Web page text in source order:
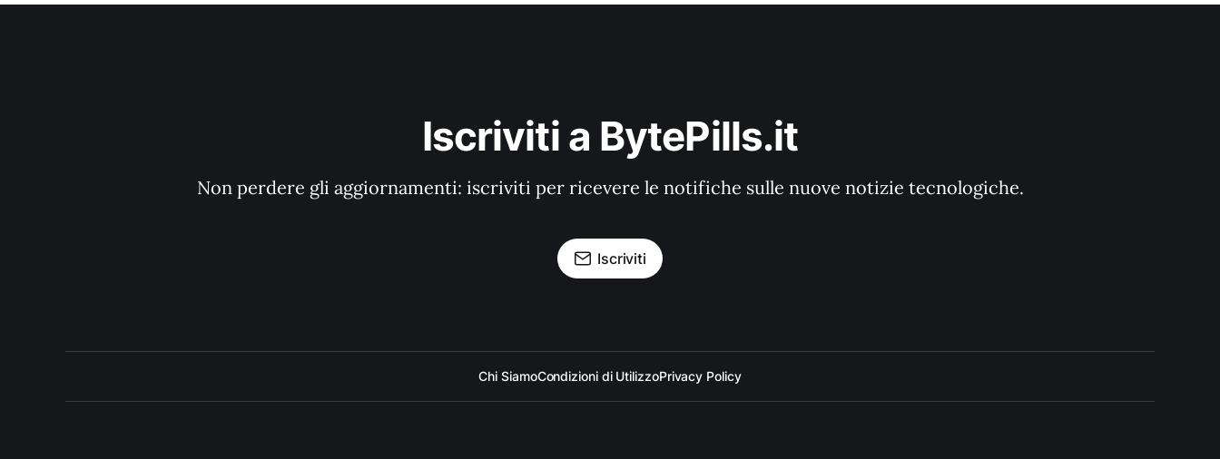
Iscriviti a BytePills.it
Non perdere gli aggiornamenti: iscriviti per ricevere le notifiche sulle nuove notizie tecnologiche.
Iscriviti
Chi SiamoCondizioni di UtilizzoPrivacy Policy